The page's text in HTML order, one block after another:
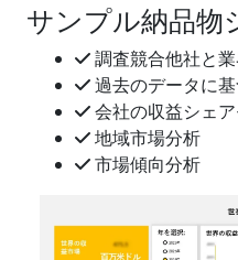
サンプル納品物
調査競合他社と
過去のデータに
会社の収益シェ
地域市場分析
市場傾向分析